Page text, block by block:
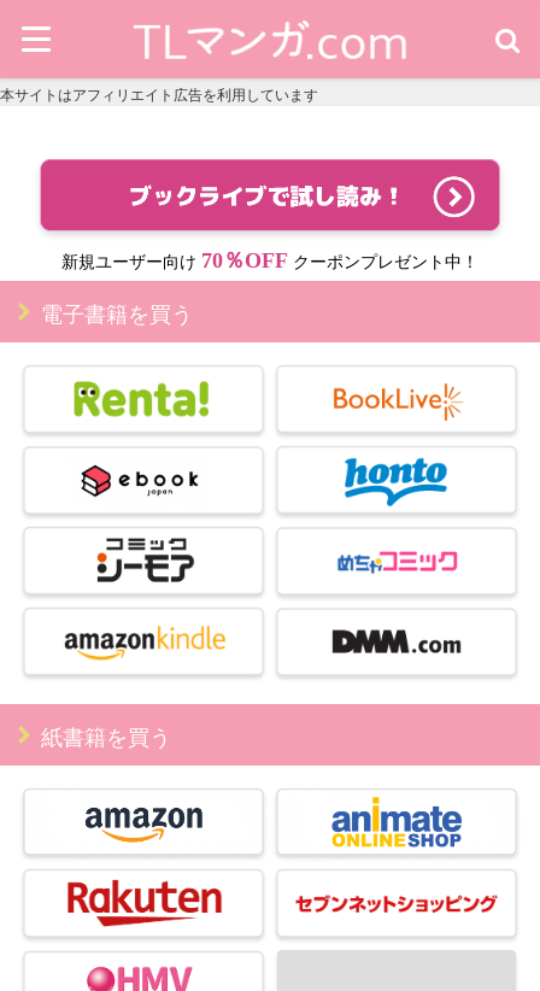
本サイトはアフィリエイト広告を利用しています
新規ユーザー向け 70％OFF クーポンプレゼント中！
電子書籍を買う
紙書籍を買う